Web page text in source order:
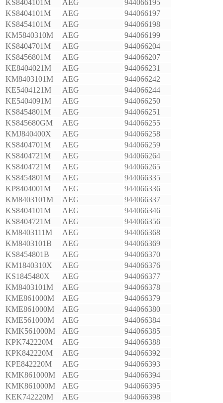
KS8404101M AEG
944066195
KS8404101M
AEG
944066197
KS8454101M
AEG
944066198
KM5840310M
AEG
944066199
KS8404701M
AEG
944066204
KS8456801M
AEG
944066207
KE8404021M
AEG
944066231
KM8403101M
AEG
944066242
KE5404121M
AEG
944066244
KE5404091M
AEG
944066250
KS8454801M
AEG
944066251
KS845680GM
AEG
944066255
KMJ840400X
AEG
944066258
KS8404701M
AEG
944066259
KS8404721M
AEG
944066264
KS8404721M
AEG
944066265
KS8454801M
AEG
944066335
KP8404001M
AEG
944066336
KM8403101M
AEG
944066337
KS8404101M
AEG
944066346
KS8404721M
AEG
944066356
KM8403111M
AEG
944066368
KM8403101B
AEG
944066369
KS8454801B
AEG
944066370
KM1840310X
AEG
944066376
KS1845480X
AEG
944066377
KM8403101M
AEG
944066378
KME861000M
AEG
944066379
KME861000M
AEG
944066380
KME561000M
AEG
944066384
KMK561000M
AEG
944066385
KPK742220M
AEG
944066388
KPK842220M
AEG
944066392
KPE842220M
AEG
944066393
KMK861000M
AEG
944066394
KMK861000M
AEG
944066395
KEK742220M
AEG
944066398